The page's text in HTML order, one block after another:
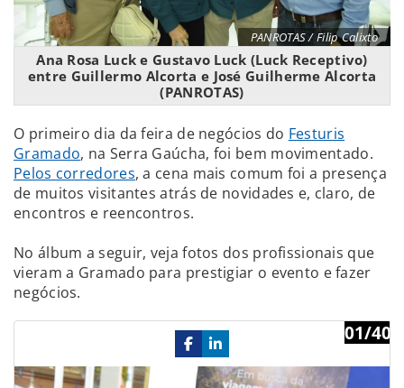
PANROTAS / Filip Calixto
Ana Rosa Luck e Gustavo Luck (Luck Receptivo)
entre Guillermo Alcorta e José Guilherme Alcorta
(PANROTAS)
O primeiro dia da feira de negócios do Festuris
Gramado, na Serra Gaúcha, foi bem movimentado.
Pelos corredores, a cena mais comum foi a presença
de muitos visitantes atrás de novidades e, claro, de
encontros e reencontros.
No álbum a seguir, veja fotos dos profissionais que
vieram a Gramado para prestigiar o evento e fazer
negócios.
01/40
Previous